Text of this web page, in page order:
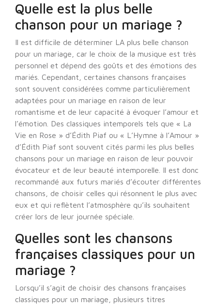
Quelle est la plus belle
chanson pour un mariage ?
Il est difficile de déterminer LA plus belle chanson
pour un mariage, car le choix de la musique est très
personnel et dépend des goûts et des émotions des
mariés. Cependant, certaines chansons françaises
sont souvent considérées comme particulièrement
adaptées pour un mariage en raison de leur
romantisme et de leur capacité à évoquer l’amour et
l’émotion. Des classiques intemporels tels que « La
Vie en Rose » d’Édith Piaf ou « L’Hymne à l’Amour »
d’Édith Piaf sont souvent cités parmi les plus belles
chansons pour un mariage en raison de leur pouvoir
évocateur et de leur beauté intemporelle. Il est donc
recommandé aux futurs mariés d’écouter différentes
chansons, de choisir celles qui résonnent le plus avec
eux et qui reflètent l’atmosphère qu’ils souhaitent
créer lors de leur journée spéciale.
Quelles sont les chansons
françaises classiques pour un
mariage ?
Lorsqu’il s’agit de choisir des chansons françaises
classiques pour un mariage, plusieurs titres